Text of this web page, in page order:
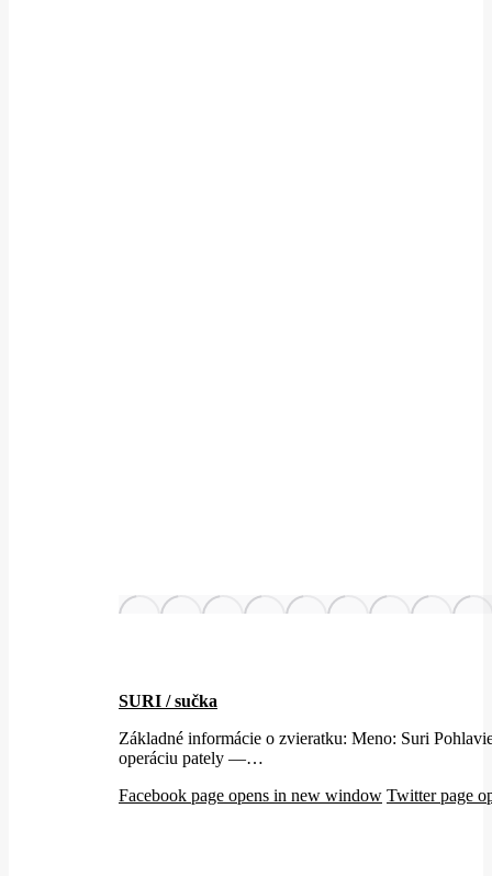
SURI / sučka
Základné informácie o zvieratku: Meno: Suri
operáciu pately —…
Facebook page opens in new window Twitter page